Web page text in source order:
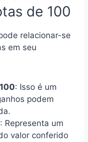
de 100
relacionar-se
em seu
: Isso é um
podem
: Representa um
valor conferido